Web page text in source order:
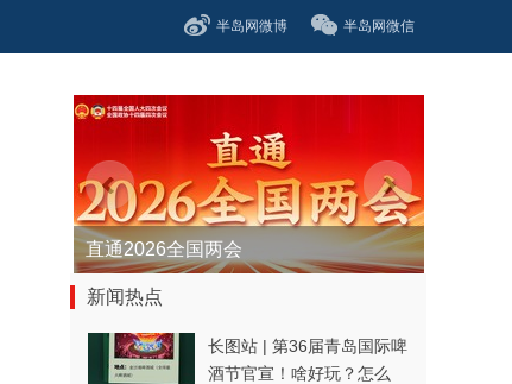
半岛网微博 半岛网微信
直通2026全国两会
新闻热点
长图站 | 第36届青岛国际啤
酒节官宣！啥好玩？怎么